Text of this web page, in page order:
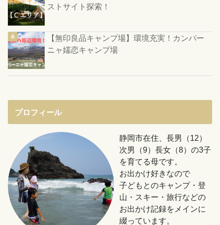
ストサイト探索！
【無印良品キャンプ場】環境充実！カンパー
ニャ嬬恋キャンプ場
プロフィール
静岡市在住、長男（12）
次男（9）長女（8）の3子
を育てる母です。
お出かけ好きなので
子どもとのキャンプ・登
山・スキー・旅行などの
お出かけ記録をメインに
綴っています。